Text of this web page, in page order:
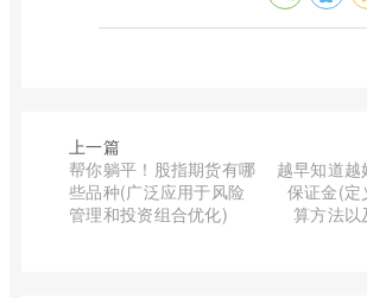
上一篇
帮你躺平！股指期货有哪
些品种(广泛应用于风险
管理和投资组合优化)
越早知道
保证金(定
算方法以